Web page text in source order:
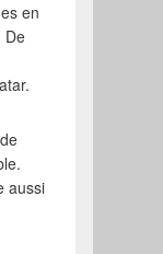
en
De
aussi